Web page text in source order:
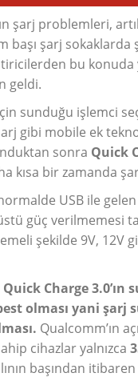
şarj problemleri,
başı şarj
bu konuda
geldi.
sunduğu işlemci
gibi mobile ek
sonra Quick
kısa bir zamanda
USB ile
güç verilmemesi
şekilde 9V, 12V
Quick Charge
olması yani şarj
Qualcomm’ın
cihazlar yalnızca
başından